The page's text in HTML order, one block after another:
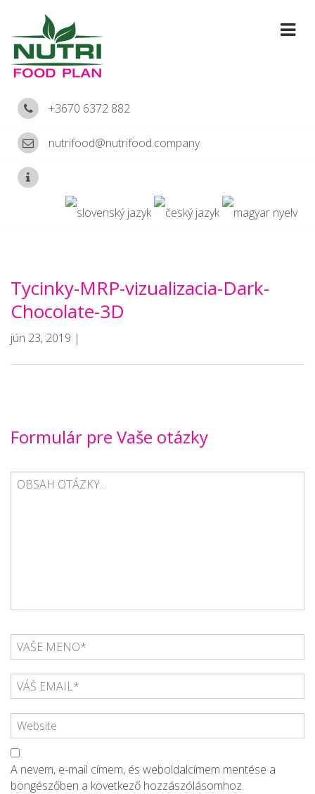
+3670 6372 882
nutrifood@nutrifood.company
Tycinky-MRP-vizualizacia-Dark-
Chocolate-3D
jún 23, 2019 |
Formulár pre Vaše otázky
A nevem, e-mail címem, és weboldalcímem mentése a
böngészőben a következő hozzászólásomhoz.